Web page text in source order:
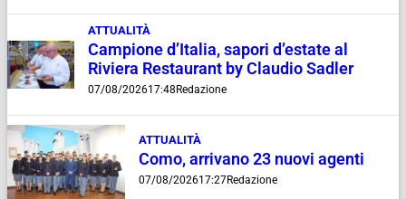
ATTUALITÀ
Campione d’Italia, sapori d’estate al
Riviera Restaurant by Claudio Sadler
07/08/202617:48 Redazione
ATTUALITÀ
Como, arrivano 23 nuovi agenti
07/08/202617:27Redazione